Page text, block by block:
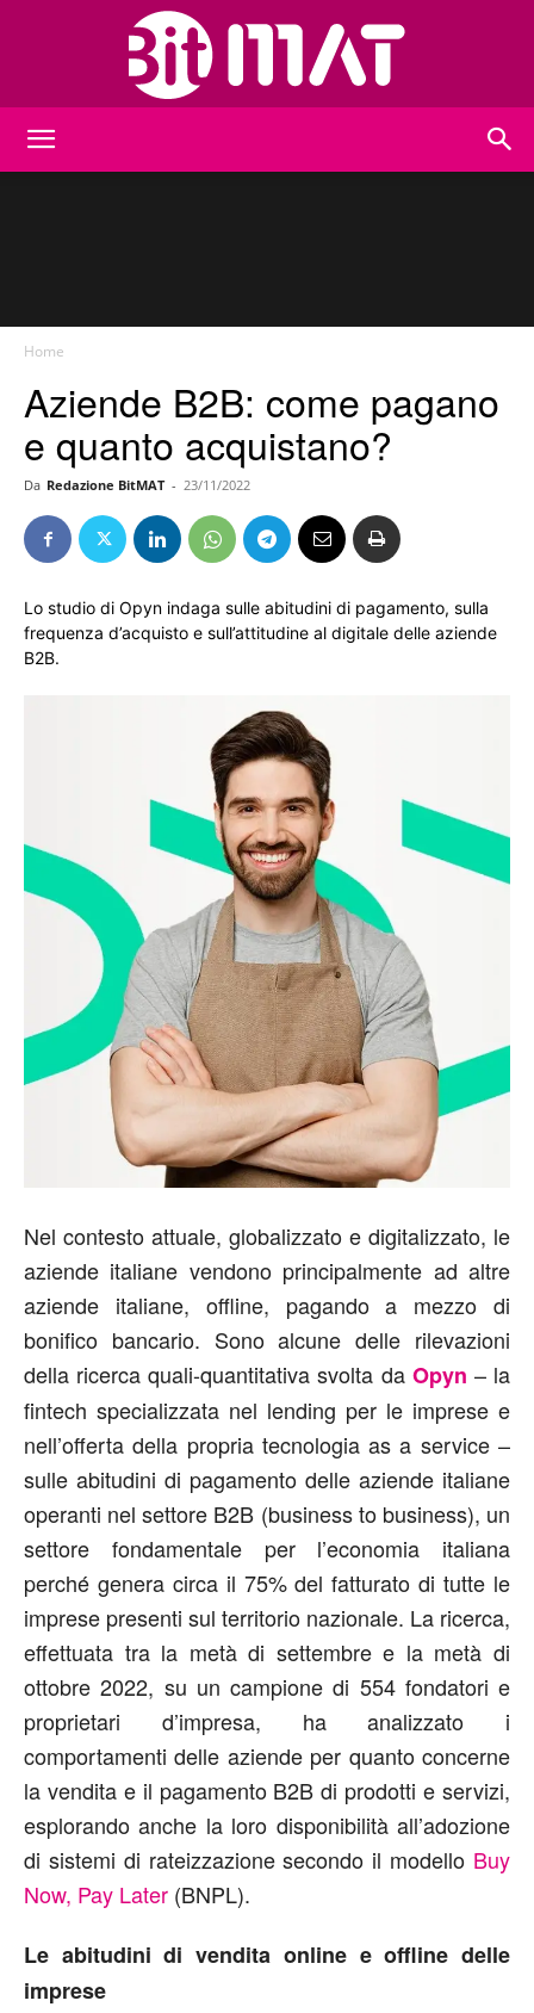
Home
Aziende B2B: come pagano
e quanto acquistano?
Da Redazione BitMAT - 23/11/2022
Lo studio di Opyn indaga sulle abitudini di pagamento, sulla
frequenza d’acquisto e sull’attitudine al digitale delle aziende
B2B.
Nel contesto attuale, globalizzato e digitalizzato, le
aziende italiane vendono principalmente ad altre
aziende italiane, offline, pagando a mezzo di
bonifico bancario. Sono alcune delle rilevazioni
della ricerca quali-quantitativa svolta da Opyn – la
fintech specializzata nel lending per le imprese e
nell’offerta della propria tecnologia as a service –
sulle abitudini di pagamento delle aziende italiane
operanti nel settore B2B (business to business), un
settore fondamentale per l’economia italiana
perché genera circa il 75% del fatturato di tutte le
imprese presenti sul territorio nazionale. La ricerca,
effettuata tra la metà di settembre e la metà di
ottobre 2022, su un campione di 554 fondatori e
proprietari d’impresa, ha analizzato i
comportamenti delle aziende per quanto concerne
la vendita e il pagamento B2B di prodotti e servizi,
esplorando anche la loro disponibilità all’adozione
di sistemi di rateizzazione secondo il modello Buy
Now, Pay Later (BNPL).
Le abitudini di vendita online e offline delle
imprese